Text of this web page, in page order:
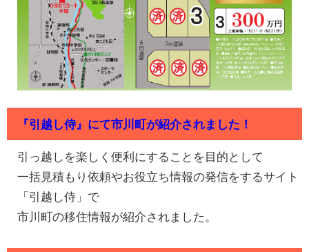
『引越し侍』にて市川町が紹介されました！
引っ越しを楽しく便利にすることを目的として
一括見積もり依頼やお役立ち情報の発信をするサイト
「引越し侍」で
市川町の移住情報が紹介されました。